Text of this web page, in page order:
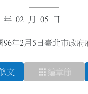
年 02 月 05 日
96年2月5日臺北市政
文 apps 編章節